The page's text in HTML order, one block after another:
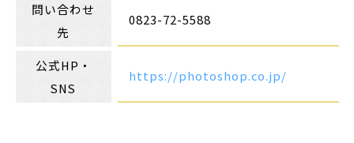
問い合わせ
先
0823-72-5588
公式HP・
SNS
https://photoshop.co.jp/